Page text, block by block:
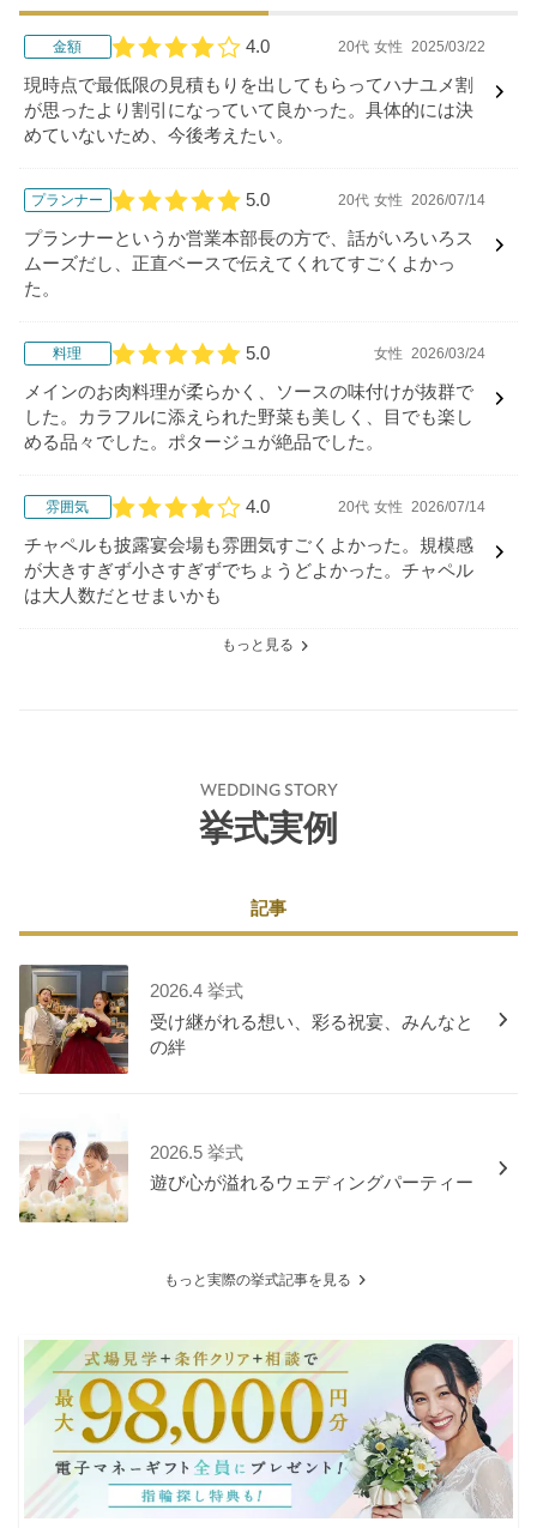
金額
口コミ評価
4.0 20代 女性 2025/03/22
現時点で最低限の見積もりを出してもらってハナユメ割
が思ったより割引になっていて良かった。具体的には決
めていないため、今後考えたい。
プランナー
口コミ評価
5.0 20代 女性 2026/07/14
プランナーというか営業本部長の方で、話がいろいろス
ムーズだし、正直ベースで伝えてくれてすごくよかっ
た。
料理
口コミ評価
5.0 女性 2026/03/24
メインのお肉料理が柔らかく、ソースの味付けが抜群で
した。カラフルに添えられた野菜も美しく、目でも楽し
める品々でした。ポタージュが絶品でした。
雰囲気
口コミ評価
4.0 20代 女性 2026/07/14
チャペルも披露宴会場も雰囲気すごくよかった。規模感
が大きすぎず小さすぎずでちょうどよかった。チャペル
は大人数だとせまいかも
もっと見る
WEDDING STORY
挙式実例
記事
2026.4 挙式
受け継がれる想い、彩る祝宴、みんなと
の絆
2026.5 挙式
遊び心が溢れるウェディングパーティー
もっと実際の挙式記事を見る